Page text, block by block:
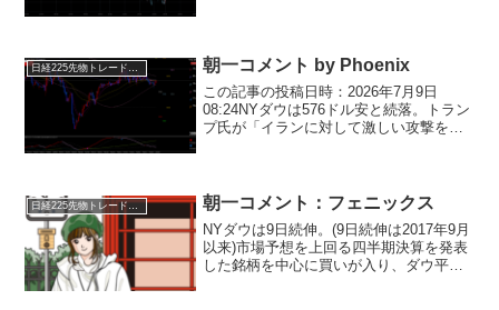
国は自分で守れ！欧米の分...
日経225先物トレード倶楽部 朝一コメント by Phoenix
この記事の投稿日時：2026年7月9日
08:24NYダウは576ドル安と続落。トラン
プ氏が「イランに対して激しい攻撃を実
財株や...
日経225先物トレード倶楽部 朝一コメント：フェニックス
NYダウは9日続伸。(9日続伸は2017年9月
以来)市場予想を上回る四半期決算を発表
した銘柄を中心に買いが入り、ダウ平均